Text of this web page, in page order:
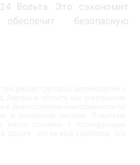
Вольта. Это сэкономит
безопасную